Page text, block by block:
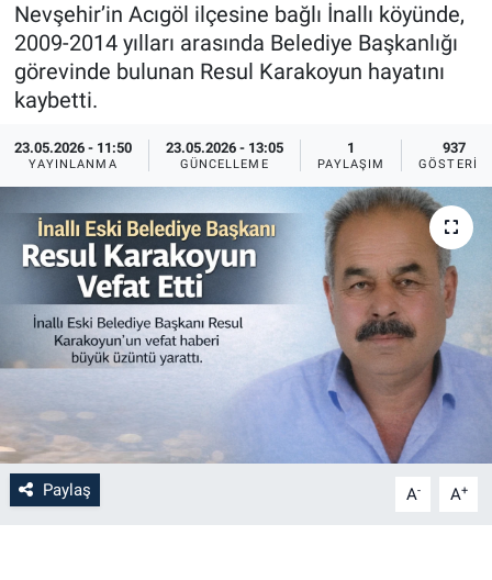
Nevşehir’in Acıgöl ilçesine bağlı İnallı köyünde,
2009-2014 yılları arasında Belediye Başkanlığı
görevinde bulunan Resul Karakoyun hayatını
kaybetti.
23.05.2026 - 11:50
YAYINLANMA
23.05.2026 - 13:05
GÜNCELLEME
1
PAYLAŞIM
937
GÖSTERIM
Paylaş A- A+
Sağlık
Yerel
Genel
Asayiş
İlan - Duyuru- Mesaj
Türkiye Gündemi
Sizden Gelenler
Yaşam
Sağlık
Eğitim
Kültür
3.Sayfa
Medya
İlan - Duyuru- Mesaj
Türkiye Gündemi
Sizden Gelenler